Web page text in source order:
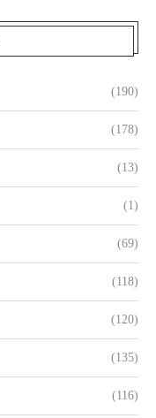
(190)
(178)
(13)
(1)
(69)
(118)
(120)
(135)
(116)